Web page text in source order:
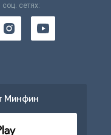
сетях:
Минфин